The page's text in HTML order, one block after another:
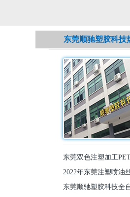
东莞顺驰塑胶科技
东莞双色注塑加工
2022年东莞注塑喷油
东莞顺驰塑胶科技全